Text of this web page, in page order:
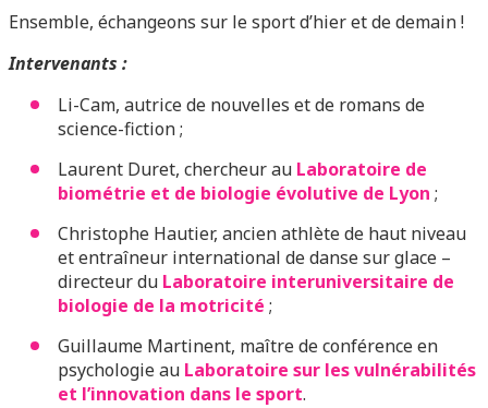
Ensemble, échangeons sur le sport d’hier et de demain !
Intervenants :
Li-Cam, autrice de nouvelles et de romans de
science-fiction ;
Laurent Duret, chercheur au Laboratoire de
biométrie et de biologie évolutive de Lyon ;
Christophe Hautier, ancien athlète de haut niveau
et entraîneur international de danse sur glace –
directeur du Laboratoire interuniversitaire de
biologie de la motricité ;
Guillaume Martinent, maître de conférence en
psychologie au Laboratoire sur les vulnérabilités
et l’innovation dans le sport.